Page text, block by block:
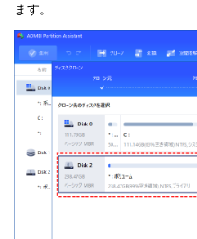
ます。